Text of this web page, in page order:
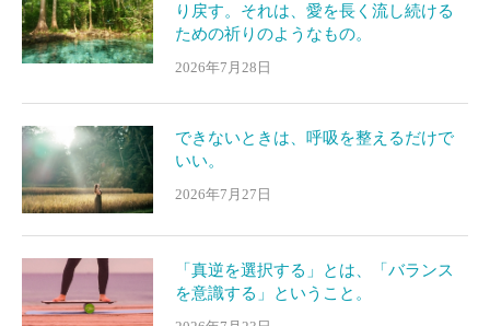
り戻す。それは、愛を長く流し続ける
ための祈りのようなもの。
2026年7月28日
できないときは、呼吸を整えるだけで
いい。
2026年7月27日
「真逆を選択する」とは、「バランス
を意識する」ということ。